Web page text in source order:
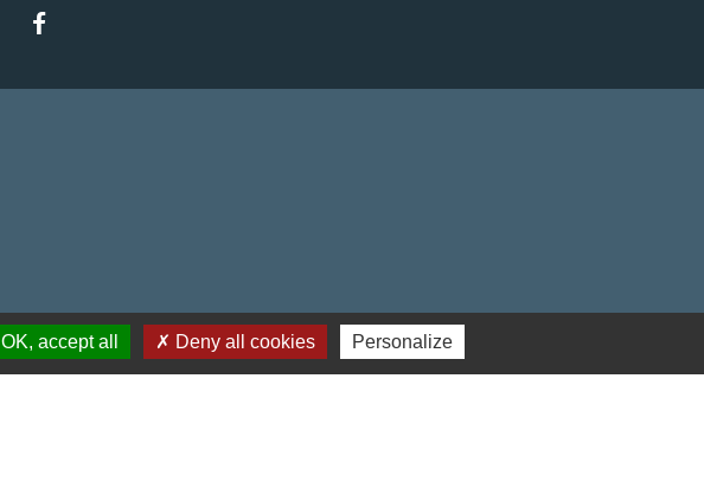
OK, accept all Deny all cookies Personalize